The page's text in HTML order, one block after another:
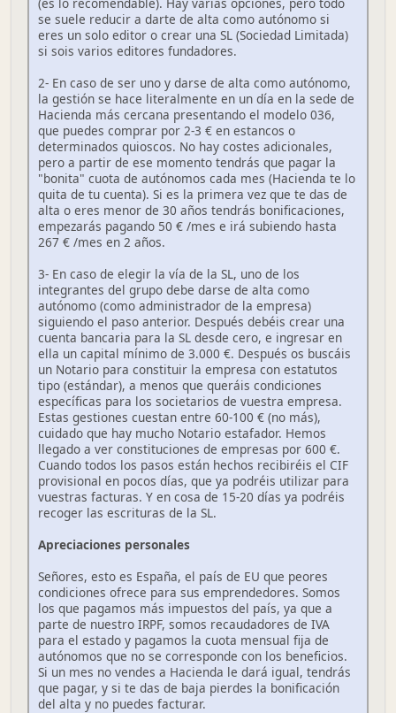
se suele reducir a darte de alta como autónomo si
eres un solo editor o crear una SL (Sociedad Limitada)
si sois varios editores fundadores.
2- En caso de ser uno y darse de alta como autónomo,
la gestión se hace literalmente en un día en la sede de
Hacienda más cercana presentando el modelo 036,
que puedes comprar por 2-3 € en estancos o
determinados quioscos. No hay costes adicionales,
pero a partir de ese momento tendrás que pagar la
"bonita" cuota de autónomos cada mes (Hacienda te lo
quita de tu cuenta). Si es la primera vez que te das de
alta o eres menor de 30 años tendrás bonificaciones,
empezarás pagando 50 € /mes e irá subiendo hasta
267 € /mes en 2 años.
3- En caso de elegir la vía de la SL, uno de los
integrantes del grupo debe darse de alta como
autónomo (como administrador de la empresa)
siguiendo el paso anterior. Después debéis crear una
cuenta bancaria para la SL desde cero, e ingresar en
ella un capital mínimo de 3.000 €. Después os buscáis
un Notario para constituir la empresa con estatutos
tipo (estándar), a menos que queráis condiciones
específicas para los societarios de vuestra empresa.
Estas gestiones cuestan entre 60-100 € (no más),
cuidado que hay mucho Notario estafador. Hemos
llegado a ver constituciones de empresas por 600 €.
Cuando todos los pasos están hechos recibiréis el CIF
provisional en pocos días, que ya podréis utilizar para
vuestras facturas. Y en cosa de 15-20 días ya podréis
recoger las escrituras de la SL.
Apreciaciones personales
Señores, esto es España, el país de EU que peores
condiciones ofrece para sus emprendedores. Somos
los que pagamos más impuestos del país, ya que a
parte de nuestro IRPF, somos recaudadores de IVA
para el estado y pagamos la cuota mensual fija de
autónomos que no se corresponde con los beneficios.
Si un mes no vendes a Hacienda le dará igual, tendrás
que pagar, y si te das de baja pierdes la bonificación
del alta y no puedes facturar.